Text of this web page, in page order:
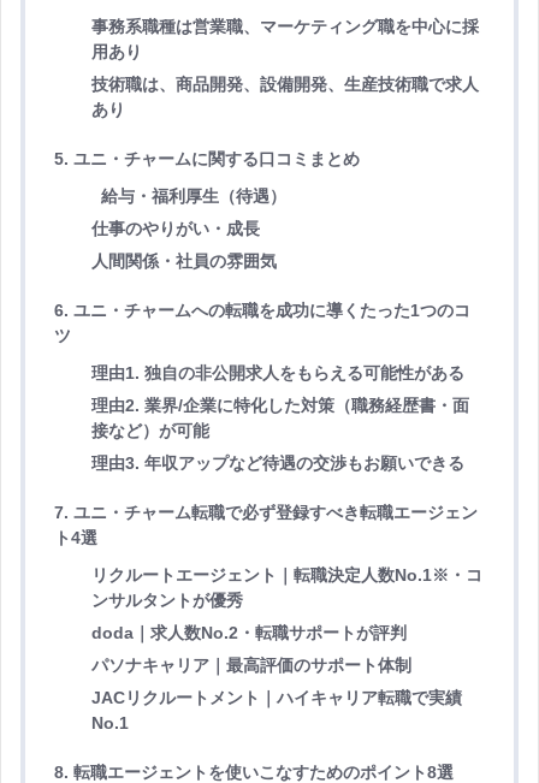
事務系職種は営業職、マーケティング職を中心に採
用あり
技術職は、商品開発、設備開発、生産技術職で求人
あり
5. ユニ・チャームに関する口コミまとめ
給与・福利厚生（待遇）
仕事のやりがい・成長
人間関係・社員の雰囲気
6. ユニ・チャームへの転職を成功に導くたった1つのコ
ツ
理由1. 独自の非公開求人をもらえる可能性がある
理由2. 業界/企業に特化した対策（職務経歴書・面
接など）が可能
理由3. 年収アップなど待遇の交渉もお願いできる
7. ユニ・チャーム転職で必ず登録すべき転職エージェン
ト4選
リクルートエージェント｜転職決定人数No.1※・コ
ンサルタントが優秀
doda｜求人数No.2・転職サポートが評判
パソナキャリア｜最高評価のサポート体制
JACリクルートメント｜ハイキャリア転職で実績
No.1
8. 転職エージェントを使いこなすためのポイント8選